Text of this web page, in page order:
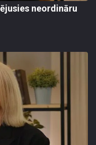
neordināru